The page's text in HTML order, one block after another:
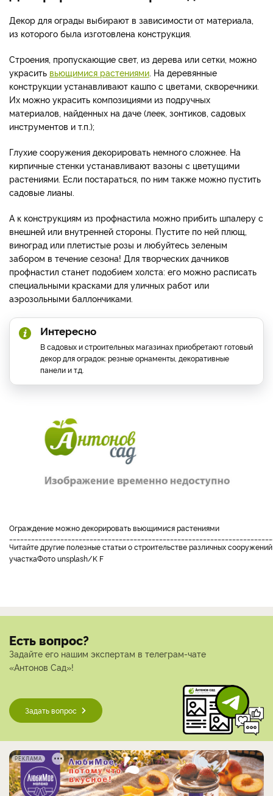
Декор для ограды выбирают в зависимости от материала,
из которого была изготовлена конструкция.
Строения, пропускающие свет, из дерева или сетки, можно
украсить вьющимися растениями. На деревянные
конструкции устанавливают кашпо с цветами, скворечники.
Их можно украсить композициями из подручных
материалов, найденных на даче (леек, зонтиков, садовых
инструментов и т.п.);
Глухие сооружения декорировать немного сложнее. На
кирпичные стенки устанавливают вазоны с цветущими
растениями. Если постараться, по ним также можно пустить
садовые лианы.
А к конструкциям из профнастила можно прибить шпалеру с
внешней или внутренней стороны. Пустите по ней плющ,
виноград или плетистые розы и любуйтесь зеленым
забором в течение сезона! Для творческих дачников
профнастил станет подобием холста: его можно расписать
специальными красками для уличных работ или
аэрозольными баллончиками.
Интересно
В садовых и строительных магазинах приобретают готовый
декор для оградок: резные орнаменты, декоративные
панели и т.д.
ограждение можно декорировать вьющимися растениями
Читайте другие полезные статьи о строительстве различных
участкаФото unsplash/K F
Есть вопрос?
Задайте его нашим экспертам в телеграм-чате
«Антонов Сад»!
Задать вопрос
РЕКЛАМА